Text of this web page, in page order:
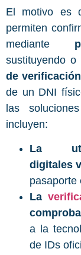
El motivo es
permiten
mediante
sustituyendo
de
de un DNI
las
incluyen:
La
digitales
pasaporte
La
a la
de IDs